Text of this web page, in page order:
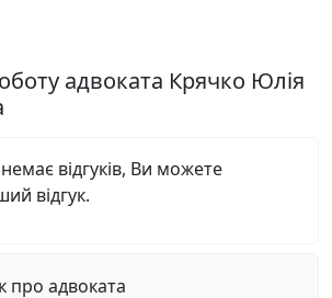
адвоката Крячко Юлія
відгуків, Ви можете
відгук.
про адвоката